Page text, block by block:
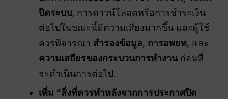
ปิดระบบ, การดาวน์โหลดหรือการชำระเงิน
ต่อไปในขณะนี้มีความเสี่ยงมากขึ้น และผู้ใช้
ควรพิจารณา สำรองข้อมูล, การอพยพ, และ
ความเสถียรของกระบวนการทำงานก่อนที่
จะดำเนินการต่อไป.
เพิ่ม “สิ่งที่ควรทำหลังจากการประกาศปิด